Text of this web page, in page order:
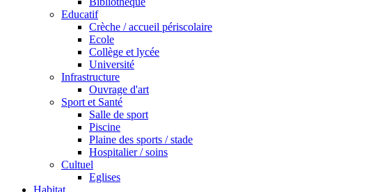
Educatif
Crèche / accueil périscolaire
Ecole
Collège et lycée
Université
Infrastructure
Ouvrage d'art
Sport et Santé
Salle de sport
Piscine
Plaine des sports / stade
Hospitalier / soins
Cultuel
Eglises
Habitat